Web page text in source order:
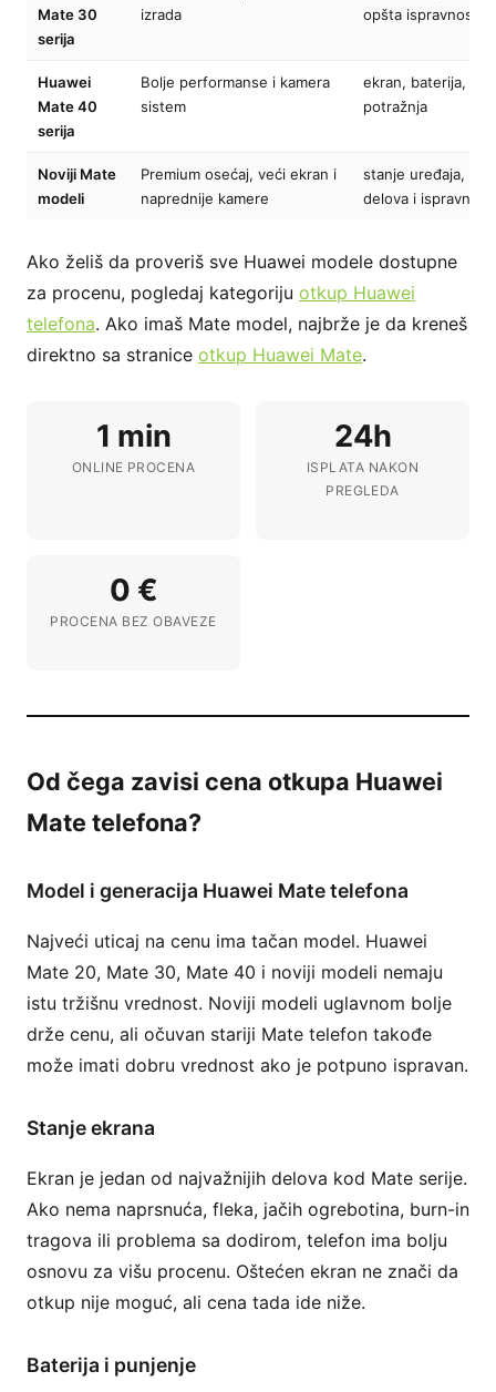
Mate 30
serija
izrada
opšta ispravnost
Huawei
Mate 40
serija
Bolje performanse i kamera
sistem
ekran, baterija,
potražnja
Noviji Mate
modeli
Premium osećaj, veći ekran i
naprednije kamere
stanje uređaja,
delova i
Ako želiš da proveriš sve Huawei modele dostupne
za procenu, pogledaj kategoriju otkup Huawei
telefona. Ako imaš Mate model, najbrže je da kreneš
direktno sa stranice otkup Huawei Mate.
1 min
ONLINE PROCENA
24h
ISPLATA NAKON
PREGLEDA
0 €
PROCENA BEZ OBAVEZE
Od čega zavisi cena otkupa Huawei
Mate telefona?
Model i generacija Huawei Mate telefona
Najveći uticaj na cenu ima tačan model. Huawei
Mate 20, Mate 30, Mate 40 i noviji modeli nemaju
istu tržišnu vrednost. Noviji modeli uglavnom bolje
drže cenu, ali očuvan stariji Mate telefon takođe
može imati dobru vrednost ako je potpuno ispravan.
Stanje ekrana
Ekran je jedan od najvažnijih delova kod Mate serije.
Ako nema naprsnuća, fleka, jačih ogrebotina, burn-in
tragova ili problema sa dodirom, telefon ima bolju
osnovu za višu procenu. Oštećen ekran ne znači da
otkup nije moguć, ali cena tada ide niže.
Baterija i punjenje